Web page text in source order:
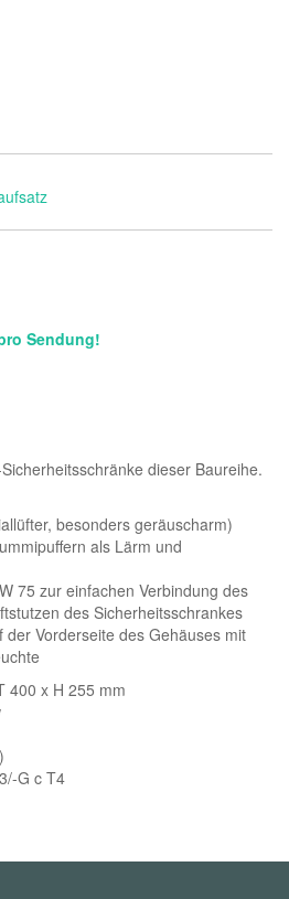
Sendung!
dieser Baureihe.
besonders geräuscharm)
als Lärm und
75 zur einfachen Verbindung des
des Sicherheitsschrankes
der Vorderseite des Gehäuses mit
400 x H 255 mm
G c T4